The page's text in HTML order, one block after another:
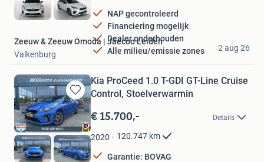
NAP gecontroleerd
Financiering mogelijk
Dealer onderhouden
Alle milieu/emissie zones
Zeeuw & Zeeuw Omoda | Jaecoo Leiden
Valkenburg
2 aug 26
Bewaren
in
Mijn
Favorieten
Kia ProCeed 1.0 T-GDI GT-Line Cruise
Control, Stoelverwarmin
€ 15.700,- Details
2020 120.747 km
Garantie: BOVAG